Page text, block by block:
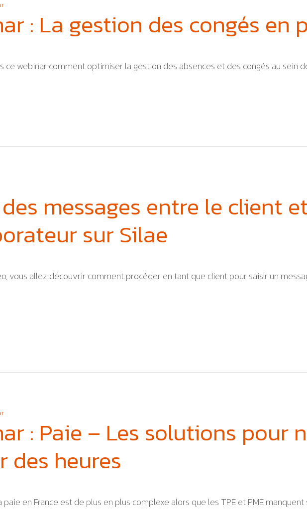
: La gestion des congés en
ce webinar comment optimiser la gestion des absences et des congés au sein
messages entre le client
sur Silae
vous allez découvrir comment procéder en tant que client pour saisir un
: Paie – Les solutions pour
des heures
paie en France est de plus en plus complexe alors que les TPE et PME